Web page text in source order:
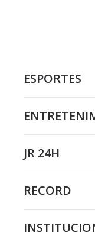
ESPORTES
JR 24H
RECORD